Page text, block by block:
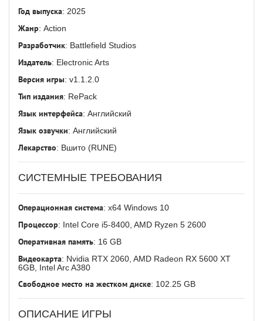
Год выпуска: 2025
Жанр: Action
Разработчик: Battlefield Studios
Издатель: Electronic Arts
Версия игры: v1.1.2.0
Тип издания: RePack
Язык интерфейса: Английский
Язык озвучки: Английский
Лекарство: Вшито (RUNE)
СИСТЕМНЫЕ ТРЕБОВАНИЯ
Операционная система: x64 Windows 10
Процессор: Intel Core i5-8400, AMD Ryzen 5 2600
Оперативная память: 16 GB
Видеокарта: Nvidia RTX 2060, AMD Radeon RX 5600 XT
6GB, Intel Arc A380
Свободное место на жестком диске: 102.25 GB
ОПИСАНИЕ ИГРЫ